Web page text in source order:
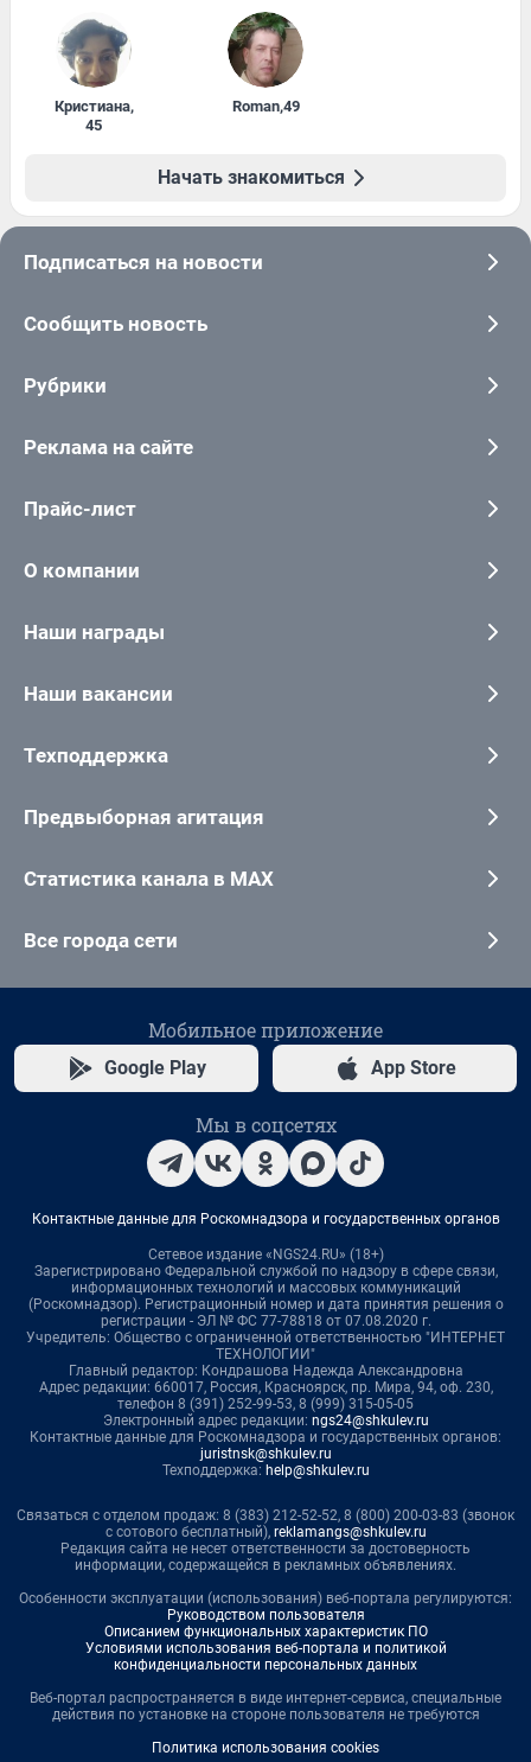
Кристиана,
45
Roman,49
Начать знакомиться
Подписаться на новости
Сообщить новость
Рубрики
Реклама на сайте
Прайс-лист
О компании
Наши награды
Наши вакансии
Техподдержка
Предвыборная агитация
Статистика канала в MAX
Все города сети
Мобильное приложение
Google Play App Store
Мы в соцсетях
Контактные данные для Роскомнадзора и государственных органов
Сетевое издание «NGS24.RU» (18+)
Зарегистрировано Федеральной службой по надзору в сфере связи,
информационных технологий и массовых коммуникаций
(Роскомнадзор). Регистрационный номер и дата принятия решения о
регистрации - ЭЛ № ФС 77-78818 от 07.08.2020 г.
Учредитель: Общество с ограниченной ответственностью "ИНТЕРНЕТ
ТЕХНОЛОГИИ"
Главный редактор: Кондрашова Надежда Александровна
Адрес редакции: 660017, Россия, Красноярск, пр. Мира, 94, оф. 230,
телефон 8 (391) 252-99-53, 8 (999) 315-05-05
Электронный адрес редакции: ngs24@shkulev.ru
Контактные данные для Роскомнадзора и государственных органов:
juristnsk@shkulev.ru
Техподдержка: help@shkulev.ru
Связаться с отделом продаж: 8 (383) 212-52-52, 8 (800) 200-03-83 (звонок
с сотового бесплатный), reklamangs@shkulev.ru
Редакция сайта не несет ответственности за достоверность
информации, содержащейся в рекламных объявлениях.
Особенности эксплуатации (использования) веб-портала регулируются:
Руководством пользователя
Описанием функциональных характеристик ПО
Условиями использования веб-портала и политикой
конфиденциальности персональных данных
Веб-портал распространяется в виде интернет-сервиса, специальные
действия по установке на стороне пользователя не требуются
Политика использования cookies